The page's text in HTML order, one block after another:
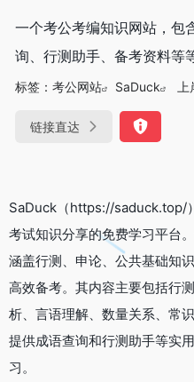
一个考公考编知识网站，包
询、行测助手、备考资料等
标签： 考公网站 SaDuck
链接直达
SaDuck（https://saduck.top/
考试知识分享的免费学习平台
涵盖行测、申论、公共基础知
高效备考。其内容主要包括行
析、言语理解、数量关系、常
提供成语查询和行测助手等实
习。